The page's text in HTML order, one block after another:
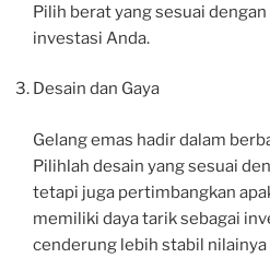
Pilih berat yang sesuai
investasi Anda.
Desain dan Gaya
Gelang emas hadir dalam
Pilihlah desain yang sesuai
tetapi juga pertimbangkan
memiliki daya tarik sebagai
cenderung lebih stabil